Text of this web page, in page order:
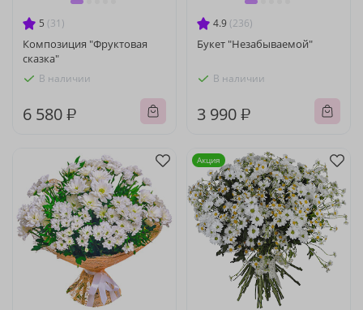
5 (31)
Композиция "Фруктовая
сказка"
В наличии
6 580 ₽
4.9 (236)
Букет "Незабываемой"
В наличии
3 990 ₽
Акция